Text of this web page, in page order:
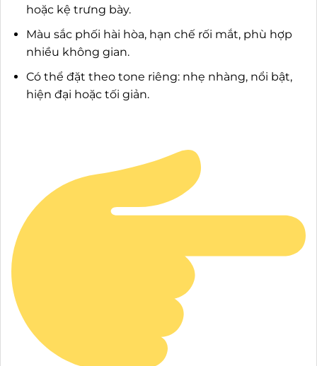
hoặc kệ trưng bày.
Màu sắc phối hài hòa, hạn chế rối mắt, phù hợp
nhiều không gian.
Có thể đặt theo tone riêng: nhẹ nhàng, nổi bật,
hiện đại hoặc tối giản.